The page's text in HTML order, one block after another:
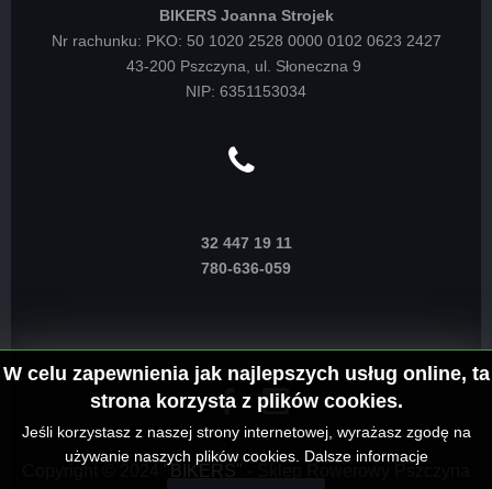
BIKERS Joanna Strojek
Nr rachunku: PKO: 50 1020 2528 0000 0102 0623 2427
43-200 Pszczyna, ul. Słoneczna 9
NIP: 6351153034
32 447 19 11
780-636-059
W celu zapewnienia jak najlepszych usług online, ta
strona korzysta z plików cookies.
Jeśli korzystasz z naszej strony internetowej, wyrażasz zgodę na
używanie naszych plików cookies. Dalsze informacje
Copyright © 2024 "BIKERS" - Sklep Rowerowy Pszczyna